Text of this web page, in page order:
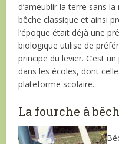
d’ameublir la terre sans
bêche classique et ainsi
l’époque était déjà une
biologique utilise de
principe du levier. C’est
dans les écoles, dont
plateforme scolaire.
La fourche à